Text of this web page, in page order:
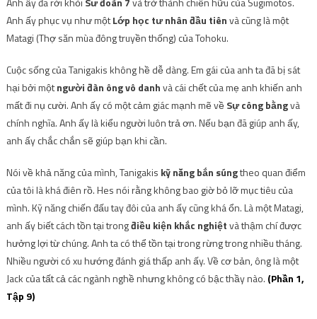
Anh ấy phục vụ như mộtLớp học tư nhân đầu tiênvà cũng là một
Matagi (Thợ săn mùa đông truyền thống) của Tohoku.
Cuộc sống của Tanigakis không hề dễ dàng. Em gái của anh ta đã bị sát
hại bởi mộtngười đàn ông vô danhvà cái chết của mẹ anh khiến anh
mất đi nụ cười. Anh ấy có một cảm giác mạnh mẽ vềSự công bằngvà
chính nghĩa. Anh ấy là kiểu người luôn trả ơn. Nếu bạn đã giúp anh ấy,
anh ấy chắc chắn sẽ giúp bạn khi cần.
Nói về khả năng của mình, Tanigakis kỹ năng bắn súngtheo quan điểm
của tôi là khá điên rồ. Hes nói rằng không bao giờ bỏ lỡ mục tiêu của
mình. Kỹ năng chiến đấu tay đôi của anh ấy cũng khá ổn. Là một Matagi,
anh ấy biết cách tồn tại trongđiều kiện khắc nghiệtvà thậm chí được
hưởng lợi từ chúng. Anh ta có thể tồn tại trong rừng trong nhiều tháng.
Nhiều người có xu hướng đánh giá thấp anh ấy. Về cơ bản, ông là một
Jack của tất cả các ngành nghề nhưng không có bậc thầy nào. (Phần 1,
Tập 9)